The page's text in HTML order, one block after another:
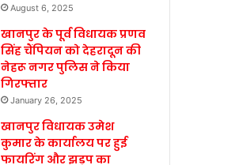
August 6, 2025
खानपुर के पूर्व विधायक प्रणव
सिंह चैंपियन को देहरादून की
नेहरू नगर पुलिस ने किया
गिरफ्तार
January 26, 2025
खानपुर विधायक उमेश
कुमार के कार्यालय पर हुई
फायरिंग और झड़प का